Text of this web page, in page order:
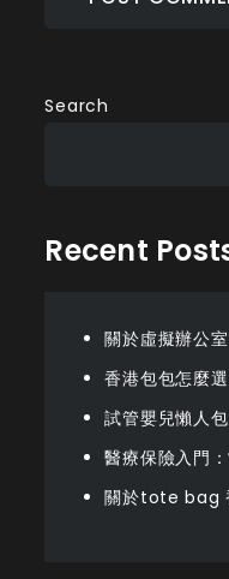
Search
Recent
關於虛擬辦公
香港包包怎麼
試管嬰兒懶人
醫療保險入門
關於tote bag